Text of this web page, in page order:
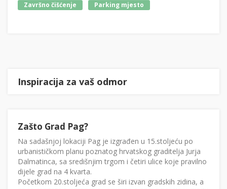
Završno čišćenje
Parking mjesto
Inspiracija za vaš odmor
Zašto Grad Pag?
Na sadašnjoj lokaciji Pag je izgrađen u 15.stoljeću po
urbanističkom planu poznatog hrvatskog graditelja Jurja
Dalmatinca, sa središnjim trgom i četiri ulice koje pravilno
dijele grad na 4 kvarta.
Početkom 20.stoljeća grad se širi izvan gradskih zidina, a